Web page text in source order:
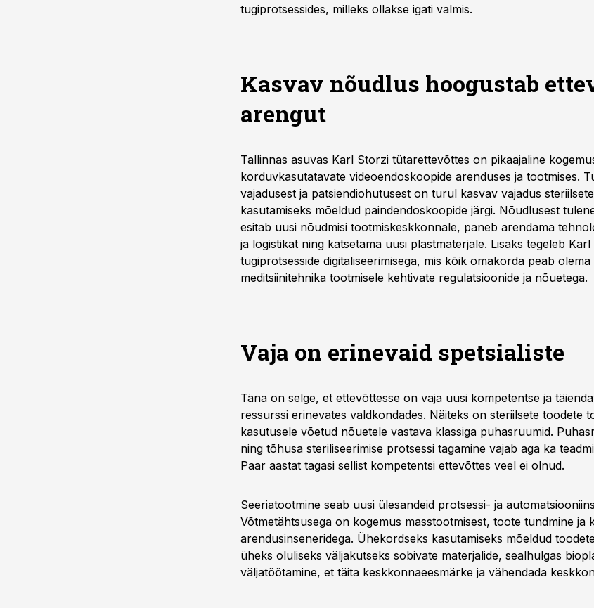
tugiprotsessides, milleks ollakse igati valmis.
Kasvav nõudlus hoogustab
arengut
Tallinnas asuvas Karl Storzi tütarettevõttes on pikaajaline
korduvkasutatavate videoendoskoopide arenduses ja tootmises.
vajadusest ja patsiendiohutusest on turul kasvav vajadus
kasutamiseks mõeldud paindendoskoopide järgi. Nõudlusest
esitab uusi nõudmisi tootmiskeskkonnale, paneb arendama
ja logistikat ning katsetama uusi plastmaterjale. Lisaks tegeleb
tugiprotsesside digitaliseerimisega, mis kõik omakorda peab
meditsiinitehnika tootmisele kehtivate regulatsioonide ja nõuetega.
Vaja on erinevaid spetsialiste
Täna on selge, et ettevõttesse on vaja uusi kompetentse ja
ressurssi erinevates valdkondades. Näiteks on steriilsete toodete
kasutusele võetud nõuetele vastava klassiga puhasruumid.
ning tõhusa steriliseerimise protsessi tagamine vajab aga ka
Paar aastat tagasi sellist kompetentsi ettevõttes veel ei olnud.
Seeriatootmine seab uusi ülesandeid protsessi- ja
Võtmetähtsusega on kogemus masstootmisest, toote tundmine ja
arendusinseneridega. Ühekordseks kasutamiseks mõeldud
üheks oluliseks väljakutseks sobivate materjalide, sealhulgas
väljatöötamine, et täita keskkonnaeesmärke ja vähendada